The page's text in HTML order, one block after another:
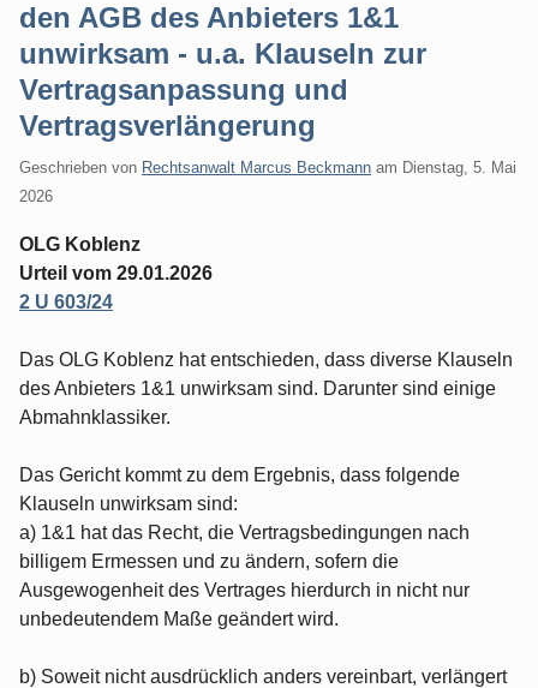
den AGB des Anbieters 1&1
unwirksam - u.a. Klauseln zur
Vertragsanpassung und
Vertragsverlängerung
Geschrieben von Rechtsanwalt Marcus Beckmann am Dienstag, 5. Mai
2026
OLG Koblenz
Urteil vom 29.01.2026
2 U 603/24
Das OLG Koblenz hat entschieden, dass diverse Klauseln
des Anbieters 1&1 unwirksam sind. Darunter sind einige
Abmahnklassiker.
Das Gericht kommt zu dem Ergebnis, dass folgende
Klauseln unwirksam sind:
a) 1&1 hat das Recht, die Vertragsbedingungen nach
billigem Ermessen und zu ändern, sofern die
Ausgewogenheit des Vertrages hierdurch in nicht nur
unbedeutendem Maße geändert wird.
b) Soweit nicht ausdrücklich anders vereinbart, verlängert